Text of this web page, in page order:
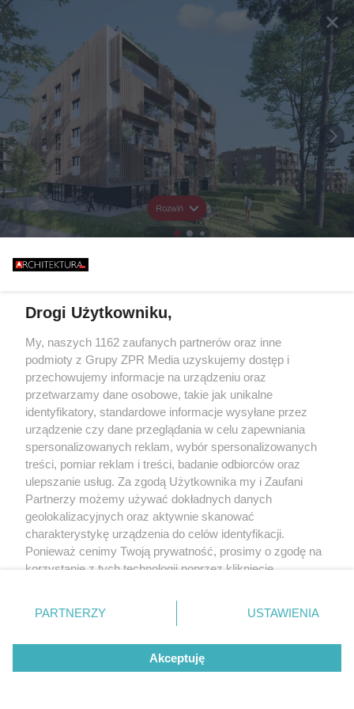
Rozwiń
Drogi Użytkowniku,
My, naszych 1162 zaufanych partnerów oraz inne
podmioty z Grupy ZPR Media uzyskujemy dostęp i
przechowujemy informacje na urządzeniu oraz
przetwarzamy dane osobowe, takie jak unikalne
identyfikatory, standardowe informacje wysyłane przez
urządzenie czy dane przeglądania w celu zapewniania
spersonalizowanych reklam, wybór spersonalizowanych
treści, pomiar reklam i treści, badanie odbiorców oraz
ulepszanie usług. Za zgodą Użytkownika my i Zaufani
Partnerzy możemy używać dokładnych danych
geolokalizacyjnych oraz aktywnie skanować
charakterystykę urządzenia do celów identyfikacji.
Ponieważ cenimy Twoją prywatność, prosimy o zgodę na
korzystanie z tych technologii poprzez kliknięcie
zmienić/wycofać klikając przycisk ustawień prywatności
znajdujący się w lewym dolnym rogu strony
rodzaje przetwarzania danych nie wymagają zgody
użytkownika, ale masz prawo sprzeciwić się takiemu
przetwarzaniu. Preferencje będą miały zastosowanie tylko
PARTNERZY USTAWIENIA
Akceptuję